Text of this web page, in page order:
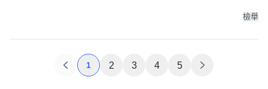
檢舉
1 2 3 4 5